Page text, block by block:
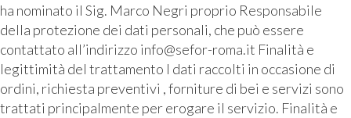
ha nominato il Sig. Marco Negri proprio Responsabile
della protezione dei dati personali, che può essere
contattato all’indirizzo info@sefor-roma.it Finalità e
legittimità del trattamento I dati raccolti in occasione di
ordini, richiesta preventivi , forniture di bei e servizi sono
trattati principalmente per erogare il servizio. Finalità e